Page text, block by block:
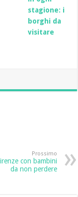
stagione: i
borghi da
visitare
Prossimo
con bambini
da non perdere